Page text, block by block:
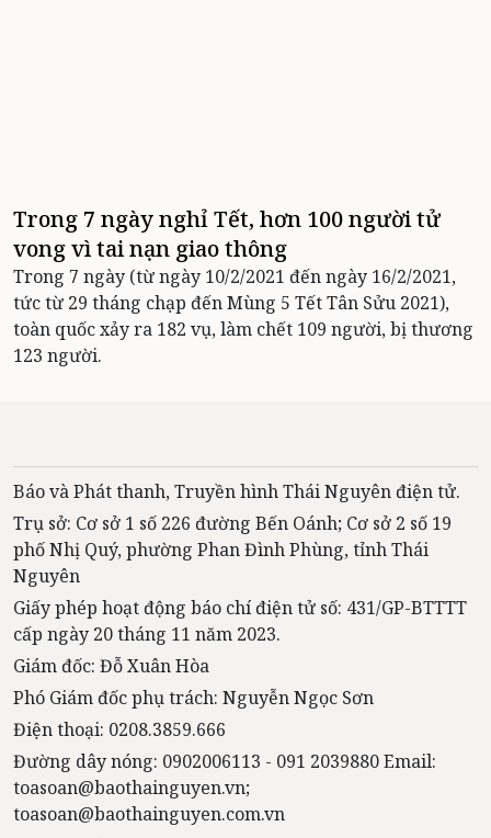
Trong 7 ngày nghỉ Tết, hơn 100 người tử
vong vì tai nạn giao thông
Trong 7 ngày (từ ngày 10/2/2021 đến ngày 16/2/2021,
tức từ 29 tháng chạp đến Mùng 5 Tết Tân Sửu 2021),
toàn quốc xảy ra 182 vụ, làm chết 109 người, bị thương
123 người.
Báo và Phát thanh, Truyền hình Thái Nguyên điện tử.
Trụ sở: Cơ sở 1 số 226 đường Bến Oánh; Cơ sở 2 số 19
phố Nhị Quý, phường Phan Đình Phùng, tỉnh Thái
Nguyên
Giấy phép hoạt động báo chí điện tử số: 431/GP-BTTTT
cấp ngày 20 tháng 11 năm 2023.
Giám đốc: Đỗ Xuân Hòa
Phó Giám đốc phụ trách: Nguyễn Ngọc Sơn
Điện thoại: 0208.3859.666
Đường dây nóng: 0902006113 - 091 2039880 Email:
toasoan@baothainguyen.vn;
toasoan@baothainguyen.com.vn